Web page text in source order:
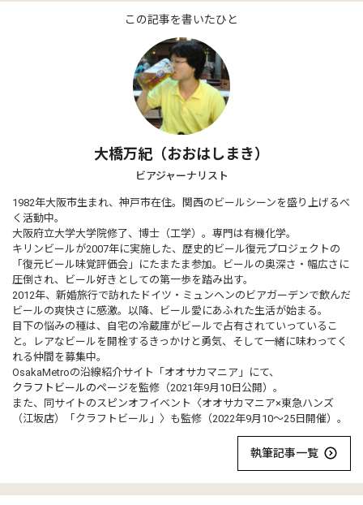
この記事を書いたひと
大橋万紀（おおはしまき）
ビアジャーナリスト
1982年大阪市生まれ、神戸市在住。関西のビールシーンを盛り上げるべ
く活動中。
大阪府立大学大学院修了、博士（工学）。専門は有機化学。
キリンビールが2007年に実施した、歴史的ビール復元プロジェクトの
「復元ビール味覚評価会」にたまたま参加。ビールの奥深さ・幅広さに
圧倒され、ビール好きとしての第一歩を踏み出す。
2012年、新婚旅行で訪れたドイツ・ミュンヘンのビアガーデンで飲んだ
ビールの爽快さに感激。以降、ビール愛にあふれた生活が始まる。
目下の悩みの種は、自宅の冷蔵庫がビールで占有されていっているこ
と。レアなビールを開栓するきっかけと勇気、そして一緒に味わってく
れる仲間を募集中。
OsakaMetroの沿線紹介サイト「オオサカマニア」にて、
クラフトビールのページ を監修（2021年9月10日公開）。
また、同サイトのスピンオフイベント〈オオサカマニア×東急ハンズ
（江坂店）「クラフトビール」〉も監修（2022年9月10〜25日開催）。
執筆記事一覧